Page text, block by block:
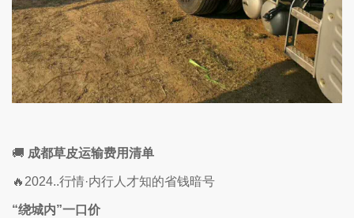
🚚 成都草皮运输费用清单
🔥2024..行情·内行人才知的省钱暗号
“绕城内”一口价